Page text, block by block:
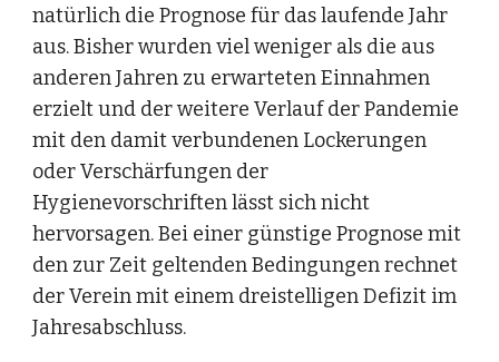
natürlich die Prognose für das laufende Jahr
aus. Bisher wurden viel weniger als die aus
anderen Jahren zu erwarteten Einnahmen
erzielt und der weitere Verlauf der Pandemie
mit den damit verbundenen Lockerungen
oder Verschärfungen der
Hygienevorschriften lässt sich nicht
hervorsagen. Bei einer günstige Prognose mit
den zur Zeit geltenden Bedingungen rechnet
der Verein mit einem dreistelligen Defizit im
Jahresabschluss.